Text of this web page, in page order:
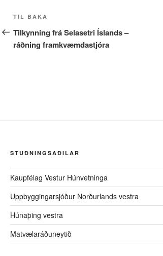
Post
navigation
Fyrri
færsla
TIL BAKA
Tilkynning frá Selasetri Íslands –
ráðning framkvæmdastjóra
STUÐNINGSAÐILAR
Kaupfélag Vestur Húnvetninga
Uppbyggingarsjóður Norðurlands vestra
Húnaþing vestra
Matvælaráðuneytið